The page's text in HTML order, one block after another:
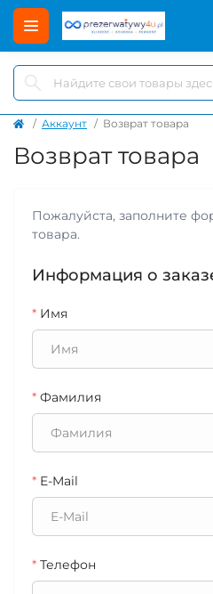
Аккаунт Возврат товара
Возврат товара
Пожалуйста, заполните
товара.
Информация о
* Имя
* Фамилия
* E-Mail
* Телефон